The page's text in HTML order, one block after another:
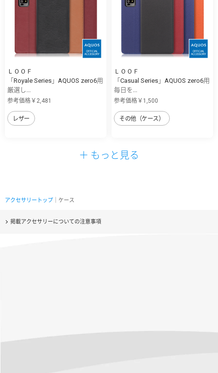
ＬＯＯＦ
「Royale Series」AQUOS zero6用
厳選し...
参考価格￥2,481
レザー
ＬＯＯＦ
「Casual Series」AQUOS zero6用
毎日を...
参考価格￥1,500
その他（ケース）
＋ もっと見る
アクセサリートップ ｜ケース
掲載アクセサリーについての注意事項